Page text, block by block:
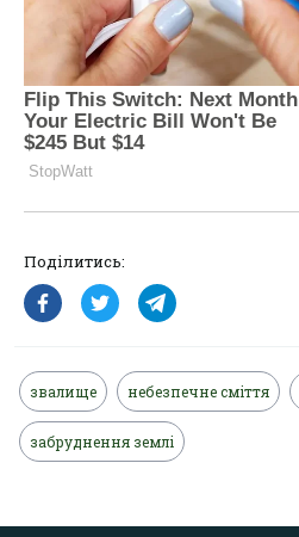
Поділитись:
звалище небезпечне сміття
забруднення землі